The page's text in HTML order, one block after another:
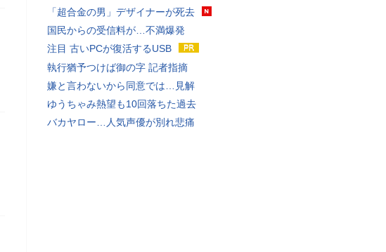
「超合金の男」デザイナーが死去
国民からの受信料が…不満爆発
注目 古いPCが復活するUSB
執行猶予つけば御の字 記者指摘
嫌と言わないから同意では…見解
ゆうちゃみ熱望も10回落ちた過去
バカヤロー…人気声優が別れ悲痛